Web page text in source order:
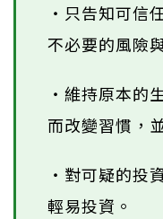
‧只告知可信
不必要的風險
‧維持原本的
而改變習慣，
‧對可疑的投
輕易投資。